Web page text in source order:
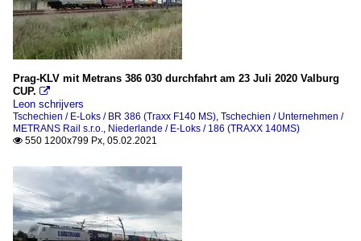
Prag-KLV mit Metrans 386 030 durchfahrt am 23 Juli 2020 Valburg
CUP. 
Leon schrijvers
Tschechien / E-Loks / BR 386 (Traxx F140 MS), Tschechien / Unternehmen /
METRANS Rail s.r.o., Niederlande / E-Loks / 186 (TRAXX 140MS)
 550 1200x799 Px, 05.02.2021